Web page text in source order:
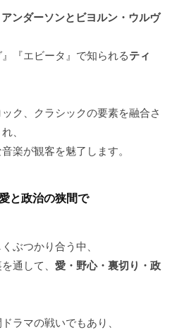
ンダーソンとビヨルン・ウルヴ
『エビータ』で知られるティ
ク、クラシックの要素を融合さ
、
楽が観客を魅了します。
と政治の狭間で
ぶつかり合う中、
通して、 愛・野心・裏切り・政
ラマの戦いでもあり、